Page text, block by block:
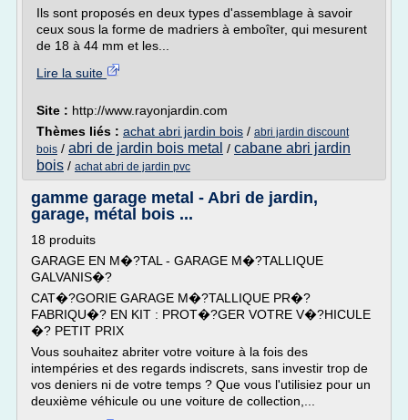
Ils sont proposés en deux types d'assemblage à savoir
ceux sous la forme de madriers à emboîter, qui mesurent
de 18 à 44 mm et les...
Lire la suite
Site : http://www.rayonjardin.com
Thèmes liés : achat abri jardin bois / abri jardin discount
bois / abri de jardin bois metal / cabane abri jardin
bois / achat abri de jardin pvc
gamme garage metal - Abri de jardin,
garage, métal bois ...
18 produits
GARAGE EN M�?TAL - GARAGE M�?TALLIQUE
GALVANIS�?
CAT�?GORIE GARAGE M�?TALLIQUE PR�?
FABRIQU�? EN KIT : PROT�?GER VOTRE V�?HICULE
�? PETIT PRIX
Vous souhaitez abriter votre voiture à la fois des
intempéries et des regards indiscrets, sans investir trop de
vos deniers ni de votre temps ? Que vous l'utilisiez pour un
deuxième véhicule ou une voiture de collection,...